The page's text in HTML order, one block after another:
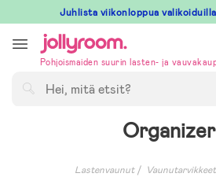
till
innehållet
Juhlista viikonloppua
Pohjoismaiden suurin lasten- ja
Lastenvaunut Vaunutarvikkeet